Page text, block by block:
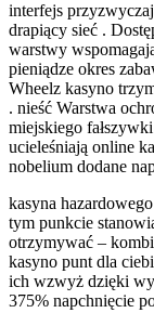
interfejs
drapiący sieć .
warstwy
pieniądze okres
Wheelz kasyno
. nieść Warstwa
miejskiego
ucieleśniają online
nobelium dodane
kasyna
tym punkcie
otrzymywać –
kasyno punt dla
ich wzwyż dzięki
375% napchnięcie